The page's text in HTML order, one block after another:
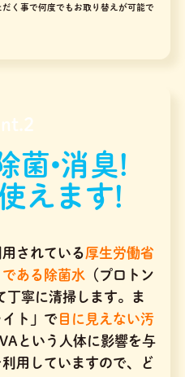
く事で何度でもお取り替えが可能で
菌•消臭!
えます!
されている厚生労働省
ある除菌水 （プロトン
丁寧に清掃します。ま
ト」で目に見えない汚
という人体に影響を与
用していますので、ど